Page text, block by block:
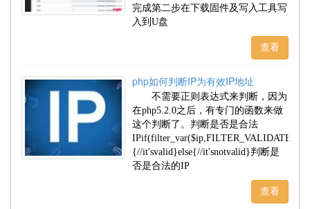
完成第二步在下载固件及写入工具写
入到U盘
查看
php如何判断IP为有效IP地址
不需要正则表达式来判断，因为
在php5.2.0之后，有专门的函数来做
这个判断了。判断是否是合法
{//it'svalid}else{//it'snotvalid}判断是
否是合法的IP
查看